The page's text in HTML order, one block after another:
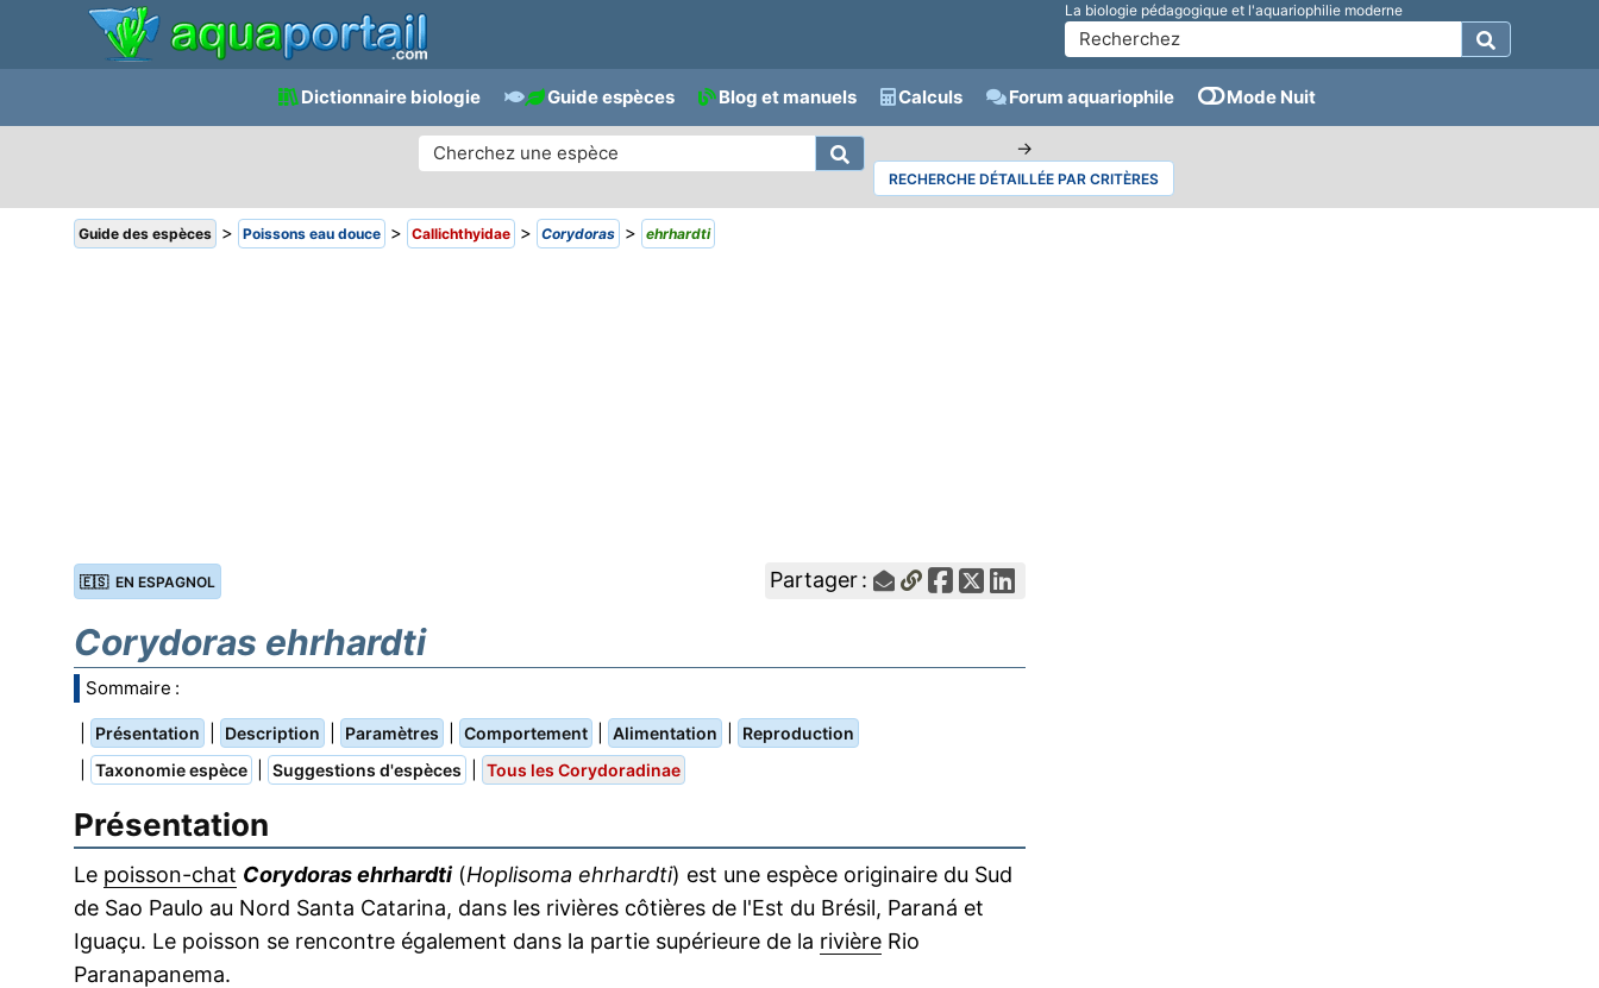
La biologie pédagogique et l'aquariophilie moderne
Dictionnaire biologie Guide espèces Blog et manuels Calculs Forum aquariophile Mode Nuit
→
RECHERCHE DÉTAILLÉE PAR CRITÈRES
Guide des espèces > Poissons eau douce > Callichthyidae > Corydoras > ehrhardti
🇪🇸 EN ESPAGNOL Partager :
Corydoras ehrhardti
Sommaire :
Présentation Description Paramètres Comportement Alimentation Reproduction
Taxonomie espèce Suggestions d'espèces Tous les Corydoradinae
Présentation
Le poisson-chat Corydoras ehrhardti (Hoplisoma ehrhardti) est une espèce originaire du Sud
de Sao Paulo au Nord Santa Catarina, dans les rivières côtières de l'Est du Brésil, Paraná et
Iguaçu. Le poisson se rencontre également dans la partie supérieure de la rivière Rio
Paranapanema.